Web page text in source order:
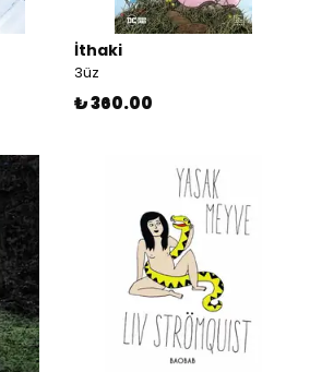
İthaki
3üz
₺ 360.00